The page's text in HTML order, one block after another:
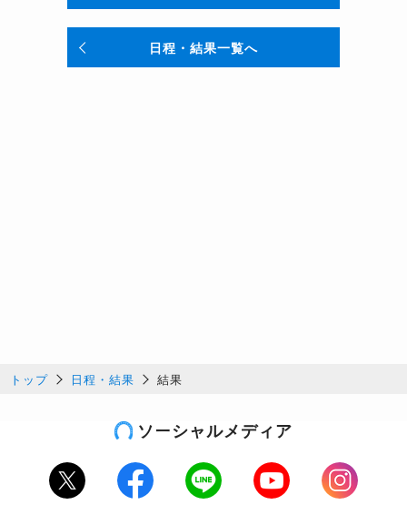
日程・結果一覧へ
トップ 日程・結果 結果
ソーシャルメディア